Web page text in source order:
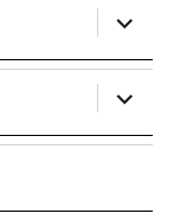
ouvrir
le
sous-
menu
ouvrir
le
sous-
menu